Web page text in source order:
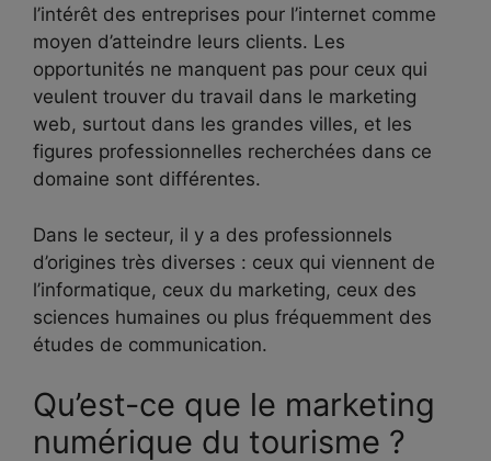
l’intérêt des entreprises pour l’internet comme
moyen d’atteindre leurs clients. Les
opportunités ne manquent pas pour ceux qui
veulent trouver du travail dans le marketing
web, surtout dans les grandes villes, et les
figures professionnelles recherchées dans ce
domaine sont différentes.
Dans le secteur, il y a des professionnels
d’origines très diverses : ceux qui viennent de
l’informatique, ceux du marketing, ceux des
sciences humaines ou plus fréquemment des
études de communication.
Qu’est-ce que le marketing
numérique du tourisme ?